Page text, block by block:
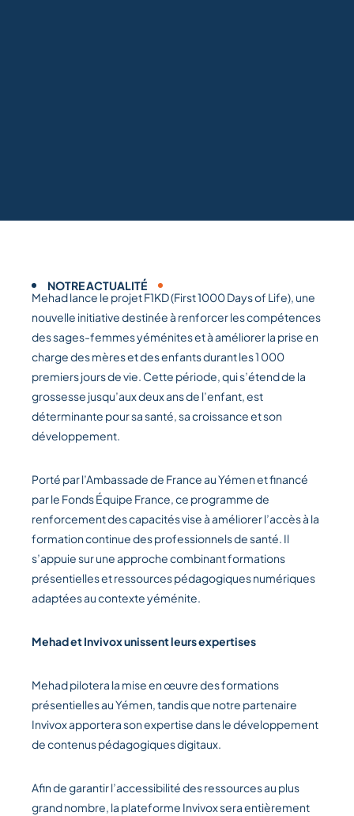
NOTRE ACTUALITÉ
Mehad lance le projet F1KD (First 1000 Days of Life), une
nouvelle initiative destinée à renforcer les compétences
des sages-femmes yéménites et à améliorer la prise en
charge des mères et des enfants durant les 1 000
premiers jours de vie. Cette période, qui s’étend de la
grossesse jusqu’aux deux ans de l’enfant, est
déterminante pour sa santé, sa croissance et son
développement.
Porté par l’Ambassade de France au Yémen et financé
par le Fonds Équipe France, ce programme de
renforcement des capacités vise à améliorer l’accès à la
formation continue des professionnels de santé. Il
s’appuie sur une approche combinant formations
présentielles et ressources pédagogiques numériques
adaptées au contexte yéménite.
Mehad et Invivox unissent leurs expertises
Mehad pilotera la mise en œuvre des formations
présentielles au Yémen, tandis que notre partenaire
Invivox apportera son expertise dans le développement
de contenus pédagogiques digitaux.
Afin de garantir l’accessibilité des ressources au plus
grand nombre, la plateforme Invivox sera entièrement